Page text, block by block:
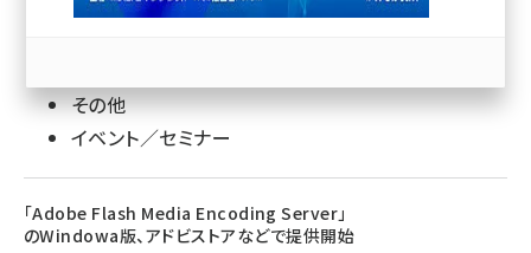
その他
イベント／セミナー
「Adobe Flash Media Encoding Server」
のWindowa版、アドビストアなどで提供開始